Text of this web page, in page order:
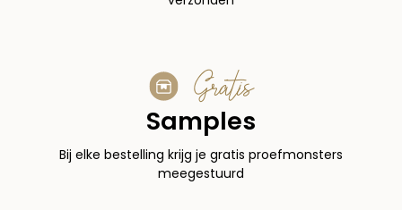
Gratis
Samples
Bij elke bestelling krijg je gratis proefmonsters
meegestuurd